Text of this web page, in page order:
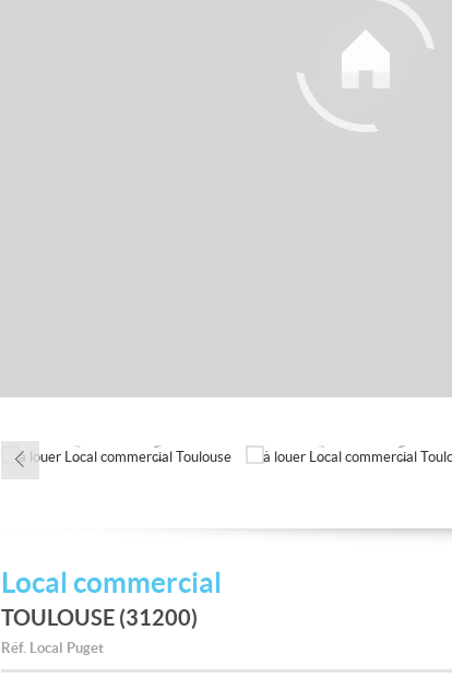
Local commercial
TOULOUSE (31200)
Réf. Local Puget